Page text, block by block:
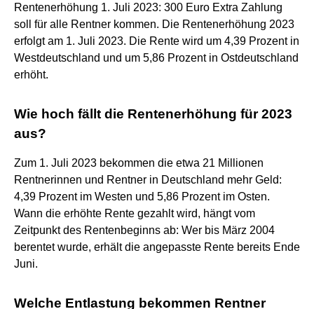
Rentenerhöhung 1. Juli 2023: 300 Euro Extra Zahlung
soll für alle Rentner kommen. Die Rentenerhöhung 2023
erfolgt am 1. Juli 2023. Die Rente wird um 4,39 Prozent in
Westdeutschland und um 5,86 Prozent in Ostdeutschland
erhöht.
Wie hoch fällt die Rentenerhöhung für 2023
aus?
Zum 1. Juli 2023 bekommen die etwa 21 Millionen
Rentnerinnen und Rentner in Deutschland mehr Geld:
4,39 Prozent im Westen und 5,86 Prozent im Osten.
Wann die erhöhte Rente gezahlt wird, hängt vom
Zeitpunkt des Rentenbeginns ab: Wer bis März 2004
berentet wurde, erhält die angepasste Rente bereits Ende
Juni.
Welche Entlastung bekommen Rentner